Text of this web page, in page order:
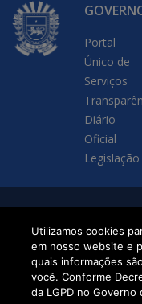
Portal
Único de
Serviços
Diário
Oficial
Legislação
Executiva de
Transformação
Utilizamos cookies
em nosso website e
quais informações
você. Conforme
da LGPD no